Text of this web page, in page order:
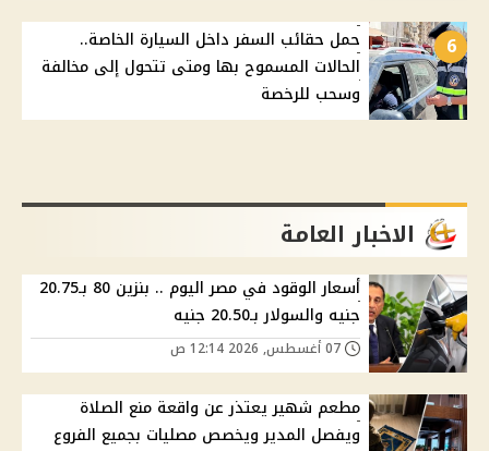
6
حمل حقائب السفر داخل السيارة الخاصة..
الحالات المسموح بها ومتى تتحول إلى مخالفة
وسحب للرخصة
الاخبار العامة
أسعار الوقود في مصر اليوم .. بنزين 80 بـ20.75
جنيه والسولار بـ20.50 جنيه
مطعم شهير يعتذر عن واقعة منع الصلاة
ويفصل المدير ويخصص مصليات بجميع الفروع